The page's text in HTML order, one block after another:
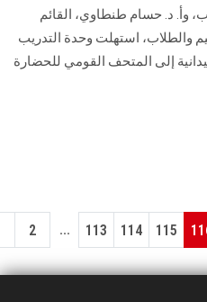
وأ. د. حسام طنطاوي، القائم
والطلاب، استهلت وحدة التدريب
إلى المتحف القومي للحضارة
2 ... 113 114 115